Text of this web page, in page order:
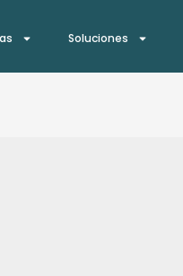
Soluciones